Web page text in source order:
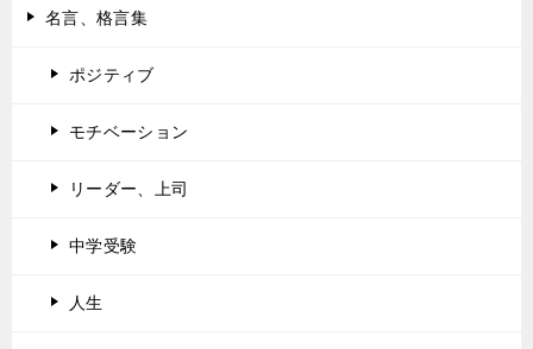
名言、格言集
ポジティブ
モチベーション
リーダー、上司
中学受験
人生